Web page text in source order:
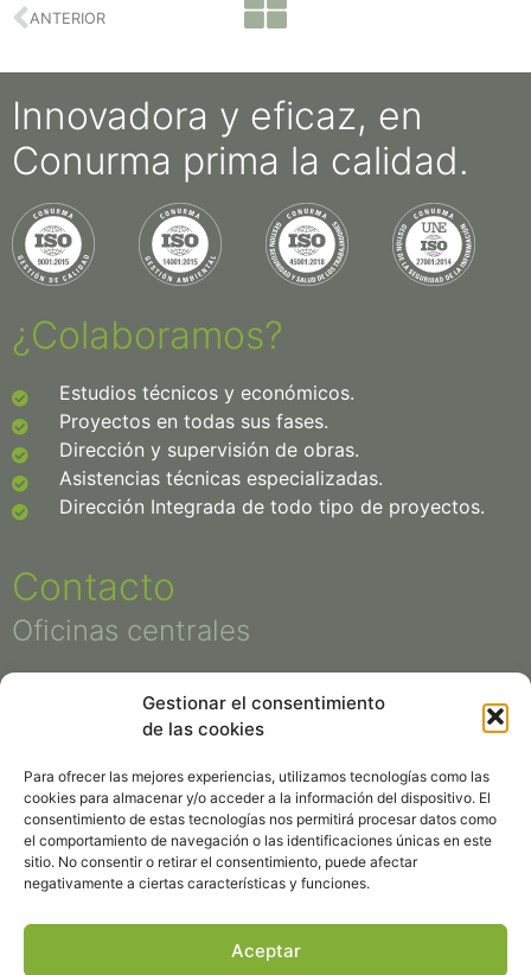
Gestionar el consentimiento
de las cookies
Para ofrecer las mejores experiencias, utilizamos tecnologías como las
cookies para almacenar y/o acceder a la información del dispositivo. El
consentimiento de estas tecnologías nos permitirá procesar datos como
el comportamiento de navegación o las identificaciones únicas en este
sitio. No consentir o retirar el consentimiento, puede afectar
negativamente a ciertas características y funciones.
Aceptar
ANTERIOR
Innovadora y eficaz, en
Conurma prima la calidad.
¿Colaboramos?
Estudios técnicos y económicos.
Proyectos en todas sus fases.
Dirección y supervisión de obras.
Asistencias técnicas especializadas.
Dirección Integrada de todo tipo de proyectos.
Contacto
Oficinas centrales
+34 913 159 017
Calle Orense 16, 1º
28020 Madrid
AVISO LEGAL
POLÍTICA DE COOKIES
POLÍTICA DE PRIVACIDAD
Políticas de Gestión Integradas
Mi Sistema de Gestión